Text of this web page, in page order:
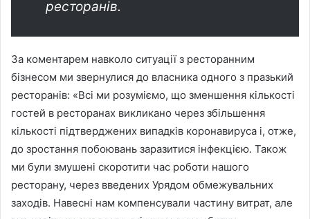
ресторанів.
За коментарем навколо ситуації з ресторанним
бізнесом ми звернулися до власника одного з празький
ресторанів: «Всі ми розуміємо, що зменшення кількості
гостей в ресторанах викликано через збільшення
кількості підтверджених випадків коронавируса і, отже,
до зростання побоювань заразитися інфекцією. Також
ми були змушені скоротити час роботи нашого
ресторану, через введених Урядом обмежувальних
заходів. Навесні нам компенсували частину витрат, але